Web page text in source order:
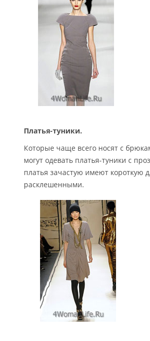
Платья-туники.
Которые чаще всего носят с
могут одевать платья-туники с
платья зачастую имеют короткую
расклешенными.